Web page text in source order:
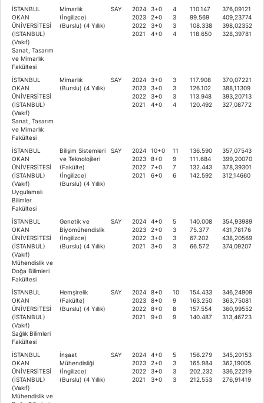
İSTANBUL
OKAN
ÜNİVERSİTESİ
(İSTANBUL)
(Vakıf)
Sanat, Tasarım
ve Mimarlık
Fakültesi
Mimarlık
(İngilizce)
(Burslu) (4 Yıllık)
SAY
2024
2023
2022
2021
3+0
2+0
3+0
4+0
4
3
3
4
110.147
99.569
108.338
118.650
376,09121
409,23774
398,02352
328,39781
İSTANBUL
OKAN
ÜNİVERSİTESİ
(İSTANBUL)
(Vakıf)
Sanat, Tasarım
ve Mimarlık
Fakültesi
Mimarlık
(Burslu) (4 Yıllık)
SAY
2024
2023
2022
2021
3+0
3+0
3+0
4+0
3
3
3
4
117.908
126.102
113.948
120.492
370,07221
388,11309
393,20713
327,08772
İSTANBUL
OKAN
ÜNİVERSİTESİ
(İSTANBUL)
(Vakıf)
Uygulamalı
Bilimler
Fakültesi
Bilişim Sistemleri
ve Teknolojileri
(Fakülte)
(İngilizce)
(Burslu) (4 Yıllık)
SAY
2024
2023
2022
2021
10+0
8+0
7+0
6+0
11
9
7
6
136.590
111.684
132.443
142.592
357,07543
399,20070
378,39301
312,14660
İSTANBUL
OKAN
ÜNİVERSİTESİ
(İSTANBUL)
(Vakıf)
Mühendislik ve
Doğa Bilimleri
Fakültesi
Genetik ve
Biyomühendislik
(İngilizce)
(Burslu) (4 Yıllık)
SAY
2024
2023
2022
2021
4+0
2+0
3+0
3+0
5
3
3
3
140.008
75.377
67.202
66.572
354,93989
431,78176
438,20569
374,09207
İSTANBUL
OKAN
ÜNİVERSİTESİ
(İSTANBUL)
(Vakıf)
Sağlık Bilimleri
Fakültesi
Hemşirelik
(Fakülte)
(Burslu) (4 Yıllık)
SAY
2024
2023
2022
2021
8+0
8+0
8+0
9+0
10
9
8
9
154.433
163.250
157.554
140.487
346,24909
363,75081
360,99552
313,46723
İSTANBUL
OKAN
ÜNİVERSİTESİ
(İSTANBUL)
(Vakıf)
Mühendislik ve
İnşaat
Mühendisliği
(İngilizce)
(Burslu) (4 Yıllık)
SAY
2024
2023
2022
2021
4+0
2+0
3+0
3+0
5
3
3
3
156.279
165.984
202.232
212.553
345,20153
362,19005
336,22219
276,91419